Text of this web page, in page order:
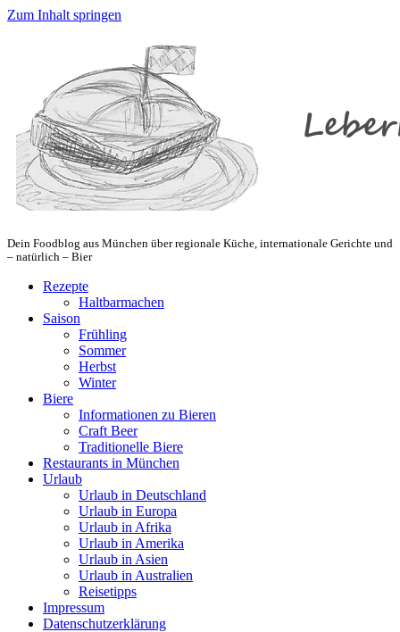
Zum Inhalt springen
Dein Foodblog aus München über regionale Küche, internationale Gerichte und
– natürlich – Bier
Rezepte
Haltbarmachen
Saison
Frühling
Sommer
Herbst
Winter
Biere
Informationen zu Bieren
Craft Beer
Traditionelle Biere
Restaurants in München
Urlaub
Urlaub in Deutschland
Urlaub in Europa
Urlaub in Afrika
Urlaub in Amerika
Urlaub in Asien
Urlaub in Australien
Reisetipps
Impressum
Datenschutzerklärung